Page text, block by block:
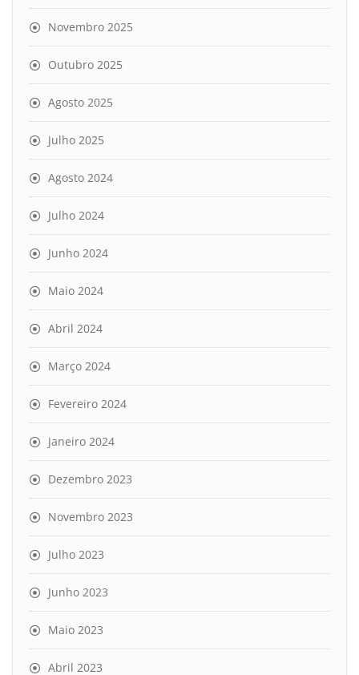
Novembro 2025
Outubro 2025
Agosto 2025
Julho 2025
Agosto 2024
Julho 2024
Junho 2024
Maio 2024
Abril 2024
Março 2024
Fevereiro 2024
Janeiro 2024
Dezembro 2023
Novembro 2023
Julho 2023
Junho 2023
Maio 2023
Abril 2023